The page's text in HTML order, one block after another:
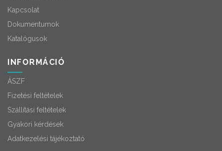
Kapcsolat
Dokumentumok
Katalógusok
INFORMÁCIÓ
ÁSZF
Fizetési feltételek
Szállítási feltételek
Gyakori kérdések
Adatkezelési tájékoztató